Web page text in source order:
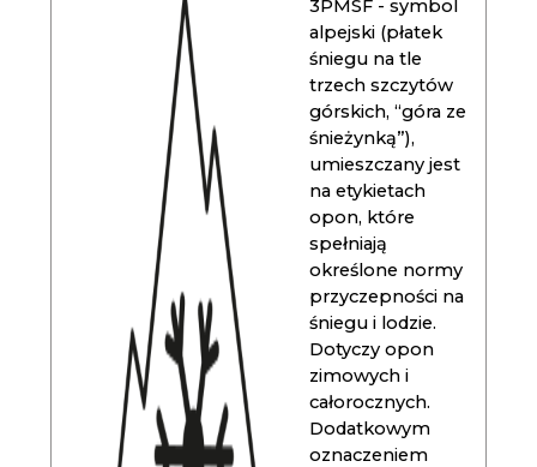
3PMSF - symbol
alpejski (płatek
śniegu na tle
trzech szczytów
górskich, “góra ze
śnieżynką”),
umieszczany jest
na etykietach
opon, które
spełniają
określone normy
przyczepności na
śniegu i lodzie.
Dotyczy opon
zimowych i
całorocznych.
Dodatkowym
oznaczeniem